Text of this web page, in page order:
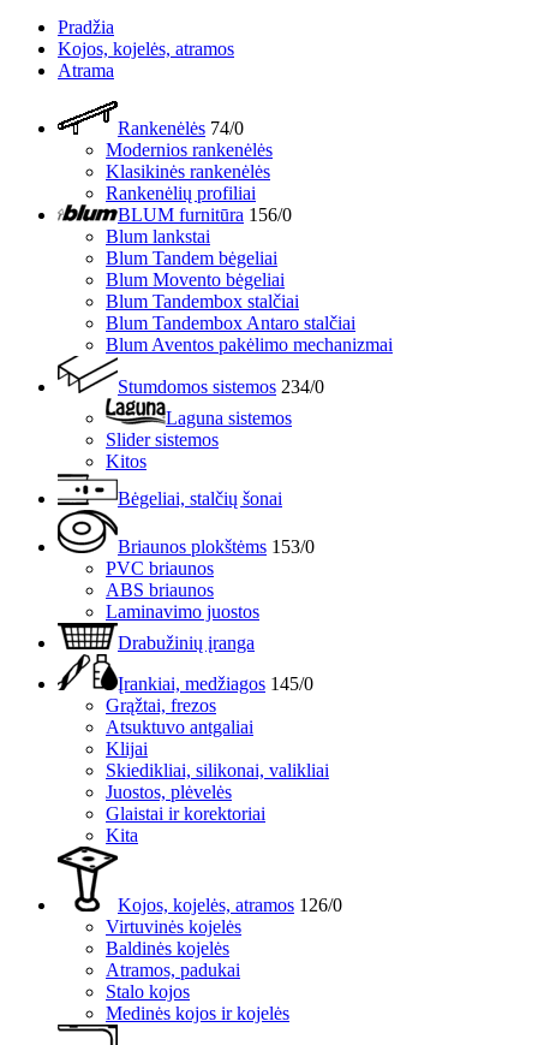
Pradžia
Kojos, kojelės, atramos
Atrama
Rankenėlės 74/0
Modernios rankenėlės
Klasikinės rankenėlės
Rankenėlių profiliai
BLUM furnitūra 156/0
Blum lankstai
Blum Tandem bėgeliai
Blum Movento bėgeliai
Blum Tandembox stalčiai
Blum Tandembox Antaro stalčiai
Blum Aventos pakėlimo mechanizmai
Stumdomos sistemos 234/0
Laguna sistemos
Slider sistemos
Kitos
Bėgeliai, stalčių šonai
Briaunos plokštėms 153/0
PVC briaunos
ABS briaunos
Laminavimo juostos
Drabužinių įranga
Įrankiai, medžiagos 145/0
Grąžtai, frezos
Atsuktuvo antgaliai
Klijai
Skiedikliai, silikonai, valikliai
Juostos, plėvelės
Glaistai ir korektoriai
Kita
Kojos, kojelės, atramos 126/0
Virtuvinės kojelės
Baldinės kojelės
Atramos, padukai
Stalo kojos
Medinės kojos ir kojelės